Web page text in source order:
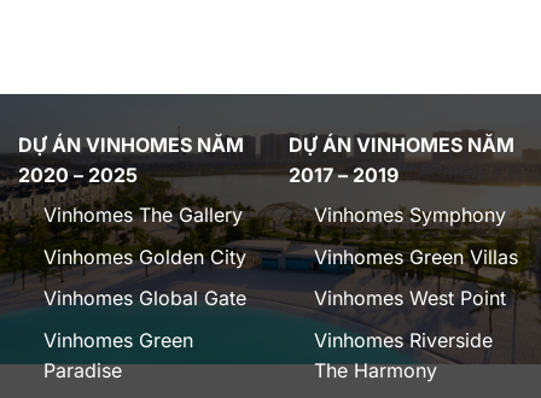
DỰ ÁN VINHOMES NĂM
2020 – 2025
Vinhomes The Gallery
Vinhomes Golden City
Vinhomes Global Gate
Vinhomes Green
Paradise
DỰ ÁN VINHOMES NĂM
2017 – 2019
Vinhomes Symphony
Vinhomes Green Villas
Vinhomes West Point
Vinhomes Riverside
The Harmony